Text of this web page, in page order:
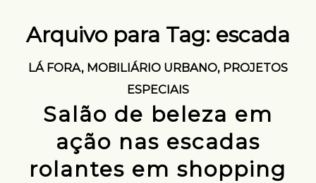
Arquivo para Tag: escada
LÁ FORA, MOBILIÁRIO URBANO, PROJETOS
ESPECIAIS
Salão de beleza em
ação nas escadas
rolantes em shopping